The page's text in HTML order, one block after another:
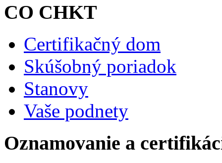
CO CHKT
Certifikačný dom
Skúšobný poriadok
Stanovy
Vaše podnety
Oznamovanie a